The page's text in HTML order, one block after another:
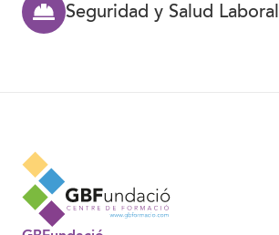
Seguridad y Salud Laboral